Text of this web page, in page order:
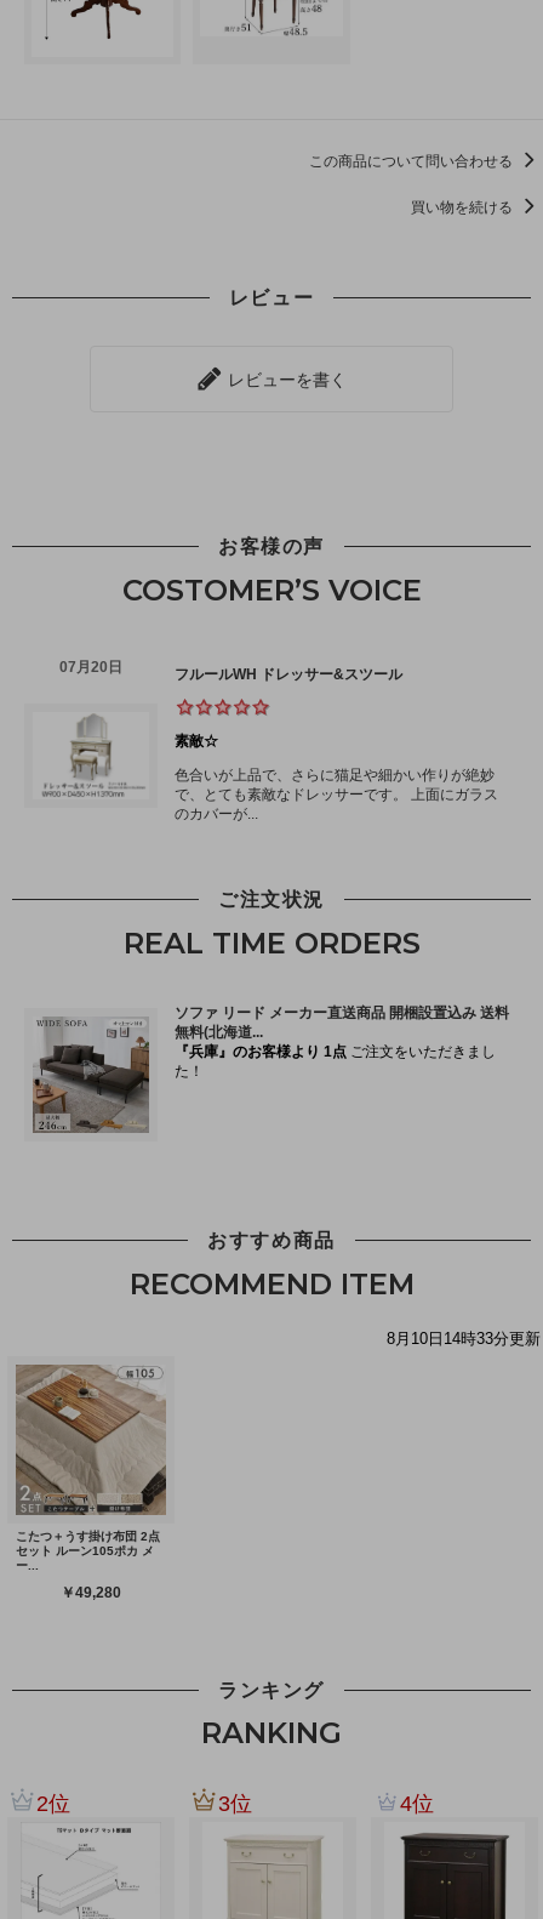
この商品について問い合わせる
買い物を続ける
レビュー
レビューを書く
お客様の声
COSTOMER’S VOICE
ご注文状況
REAL TIME ORDERS
おすすめ商品
RECOMMEND ITEM
ランキング
RANKING